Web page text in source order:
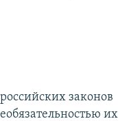
законов
их